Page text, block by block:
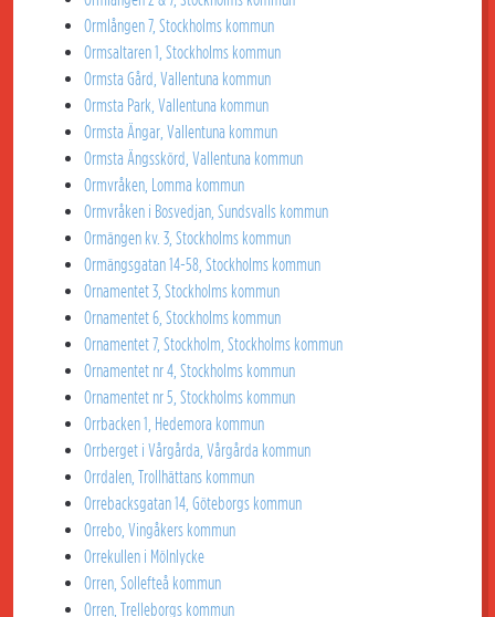
Ormlången 7, Stockholms kommun
Ormsaltaren 1, Stockholms kommun
Ormsta Gård, Vallentuna kommun
Ormsta Park, Vallentuna kommun
Ormsta Ängar, Vallentuna kommun
Ormsta Ängsskörd, Vallentuna kommun
Ormvråken, Lomma kommun
Ormvråken i Bosvedjan, Sundsvalls kommun
Ormängen kv. 3, Stockholms kommun
Ormängsgatan 14-58, Stockholms kommun
Ornamentet 3, Stockholms kommun
Ornamentet 6, Stockholms kommun
Ornamentet 7, Stockholm, Stockholms kommun
Ornamentet nr 4, Stockholms kommun
Ornamentet nr 5, Stockholms kommun
Orrbacken 1, Hedemora kommun
Orrberget i Vårgårda, Vårgårda kommun
Orrdalen, Trollhättans kommun
Orrebacksgatan 14, Göteborgs kommun
Orrebo, Vingåkers kommun
Orrekullen i Mölnlycke
Orren, Sollefteå kommun
Orren, Trelleborgs kommun